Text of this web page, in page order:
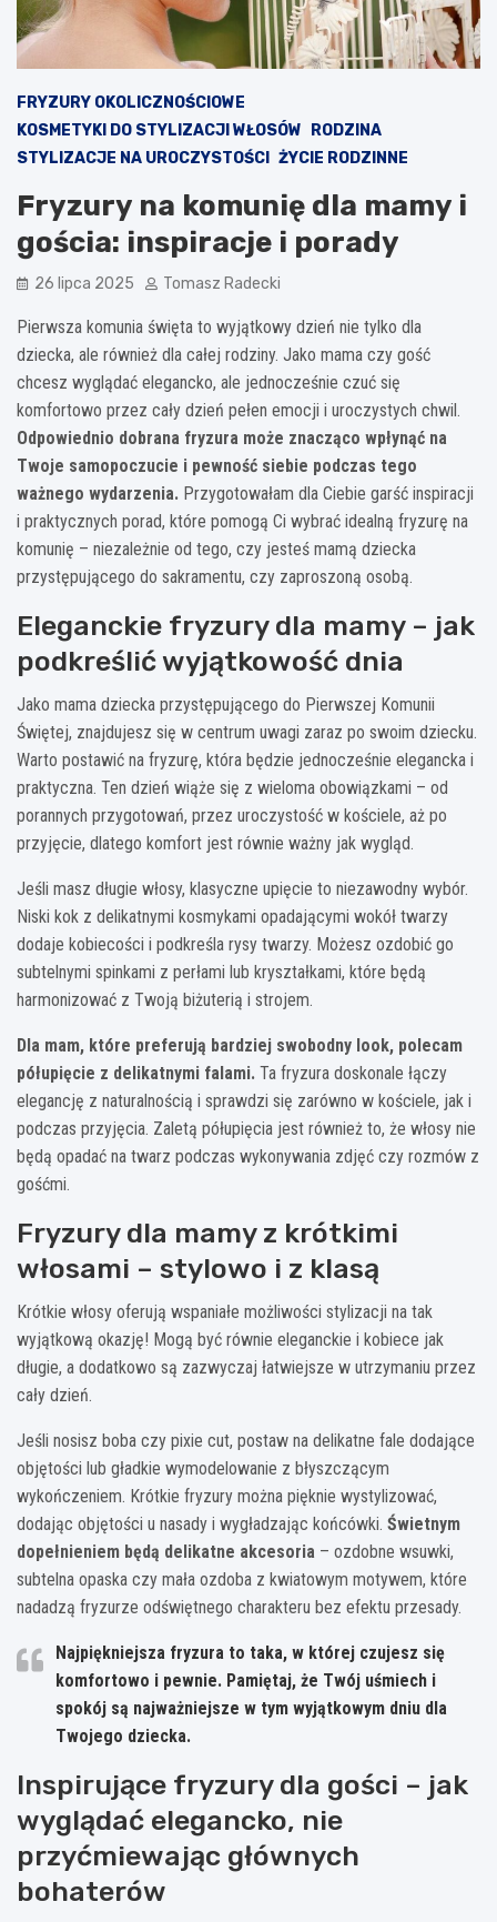
FRYZURY OKOLICZNOŚCIOWE
KOSMETYKI DO STYLIZACJI WŁOSÓW
RODZINA
STYLIZACJE NA UROCZYSTOŚCI
ŻYCIE RODZINNE
Fryzury na komunię dla mamy i
gościa: inspiracje i porady
26 lipca 2025 Tomasz Radecki
Pierwsza komunia święta to wyjątkowy dzień nie tylko dla
dziecka, ale również dla całej rodziny. Jako mama czy gość
chcesz wyglądać elegancko, ale jednocześnie czuć się
komfortowo przez cały dzień pełen emocji i uroczystych chwil.
Odpowiednio dobrana fryzura może znacząco wpłynąć na
Twoje samopoczucie i pewność siebie podczas tego
ważnego wydarzenia. Przygotowałam dla Ciebie garść inspiracji
i praktycznych porad, które pomogą Ci wybrać idealną fryzurę na
komunię – niezależnie od tego, czy jesteś mamą dziecka
przystępującego do sakramentu, czy zaproszoną osobą.
Eleganckie fryzury dla mamy – jak
podkreślić wyjątkowość dnia
Jako mama dziecka przystępującego do Pierwszej Komunii
Świętej, znajdujesz się w centrum uwagi zaraz po swoim dziecku.
Warto postawić na fryzurę, która będzie jednocześnie elegancka i
praktyczna. Ten dzień wiąże się z wieloma obowiązkami – od
porannych przygotowań, przez uroczystość w kościele, aż po
przyjęcie, dlatego komfort jest równie ważny jak wygląd.
Jeśli masz długie włosy, klasyczne upięcie to niezawodny wybór.
Niski kok z delikatnymi kosmykami opadającymi wokół twarzy
dodaje kobiecości i podkreśla rysy twarzy. Możesz ozdobić go
subtelnymi spinkami z perłami lub kryształkami, które będą
harmonizować z Twoją biżuterią i strojem.
Dla mam, które preferują bardziej swobodny look, polecam
półupięcie z delikatnymi falami. Ta fryzura doskonale łączy
elegancję z naturalnością i sprawdzi się zarówno w kościele, jak i
podczas przyjęcia. Zaletą półupięcia jest również to, że włosy nie
będą opadać na twarz podczas wykonywania zdjęć czy rozmów z
gośćmi.
Fryzury dla mamy z krótkimi
włosami – stylowo i z klasą
Krótkie włosy oferują wspaniałe możliwości stylizacji na tak
wyjątkową okazję! Mogą być równie eleganckie i kobiece jak
długie, a dodatkowo są zazwyczaj łatwiejsze w utrzymaniu przez
cały dzień.
Jeśli nosisz boba czy pixie cut, postaw na delikatne fale dodające
objętości lub gładkie wymodelowanie z błyszczącym
wykończeniem. Krótkie fryzury można pięknie wystylizować,
dodając objętości u nasady i wygładzając końcówki. Świetnym
dopełnieniem będą delikatne akcesoria – ozdobne wsuwki,
subtelna opaska czy mała ozdoba z kwiatowym motywem, które
nadadzą fryzurze odświętnego charakteru bez efektu przesady.
Najpiękniejsza fryzura to taka, w której czujesz się
komfortowo i pewnie. Pamiętaj, że Twój uśmiech i
spokój są najważniejsze w tym wyjątkowym dniu dla
Twojego dziecka.
Inspirujące fryzury dla gości – jak
wyglądać elegancko, nie
przyćmiewając głównych
bohaterów